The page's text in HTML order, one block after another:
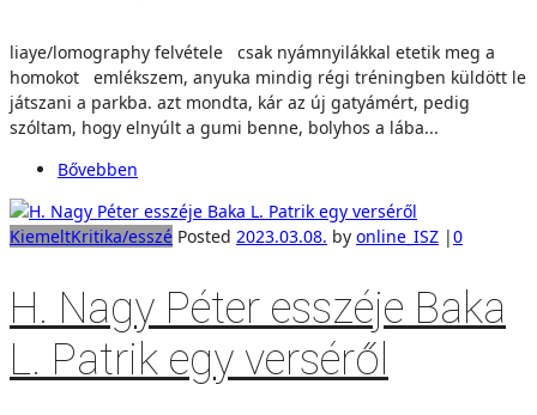
liaye/lomography felvétele csak nyámnyilákkal etetik meg a
homokot emlékszem, anyuka mindig régi tréningben küldött le
játszani a parkba. azt mondta, kár az új gatyámért, pedig
szóltam, hogy elnyúlt a gumi benne, bolyhos a lába...
Bővebben
KiemeltKritika/esszé Posted 2023.03.08. by online_ISZ |0
H. Nagy Péter esszéje Baka
L. Patrik egy verséről